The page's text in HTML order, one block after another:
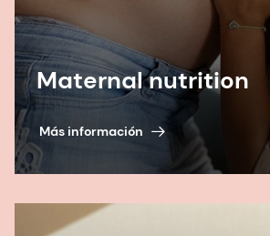
Maternal nutrition
Más información